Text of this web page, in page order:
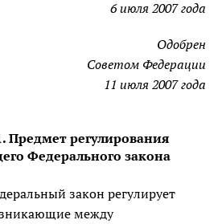
6 июля 2007 года
Одобрен
Советом Федерации
11 июля 2007 года
Предмет регулирования
Федерального закона
закон регулирует
между